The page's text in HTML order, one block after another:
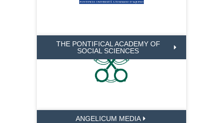
THE PONTIFICAL ACADEMY OF
SOCIAL SCIENCES
ANGELICUM MEDIA